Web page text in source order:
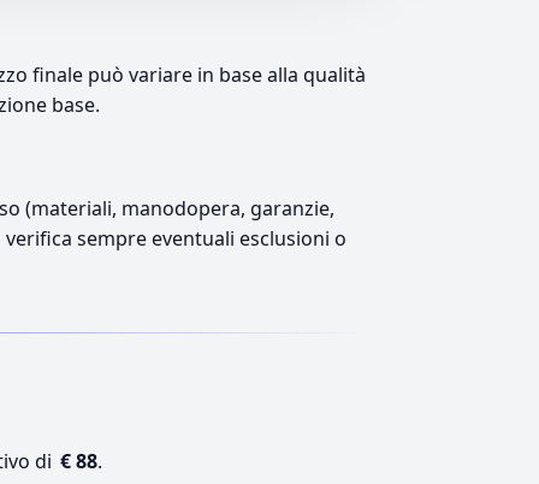
finale può variare in base alla qualità
base.
(materiali, manodopera, garanzie,
sempre eventuali esclusioni o
di € 88.